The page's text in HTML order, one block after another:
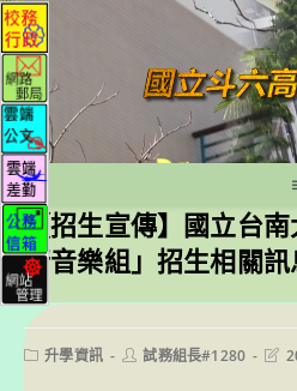
跳
轉
至
主
要
內
容
【招生宣傳】國立台
行音樂組」招生相關訊
Post升學資訊
Post試務組長#1280
Post